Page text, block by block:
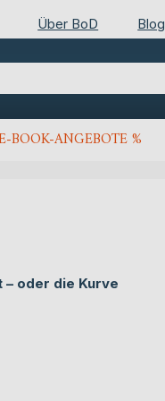
Über BoD Blog
BOOK-ANGEBOTE %
oder die Kurve